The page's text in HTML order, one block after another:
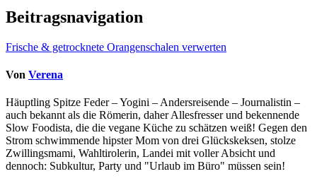
Beitragsnavigation
Frische & getrocknete Orangenschalen verwerten
Von Verena
Häuptling Spitze Feder – Yogini – Andersreisende – Journalistin –
auch bekannt als die Römerin, daher Allesfresser und bekennende
Slow Foodista, die die vegane Küche zu schätzen weiß! Gegen den
Strom schwimmende hipster Mom von drei Glückskeksen, stolze
Zwillingsmami, Wahltirolerin, Landei mit voller Absicht und
dennoch: Subkultur, Party und "Urlaub im Büro" müssen sein!